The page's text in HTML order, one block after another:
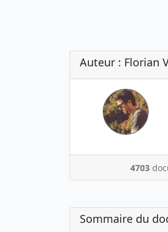
Auteur : Florian
4703
Sommaire du